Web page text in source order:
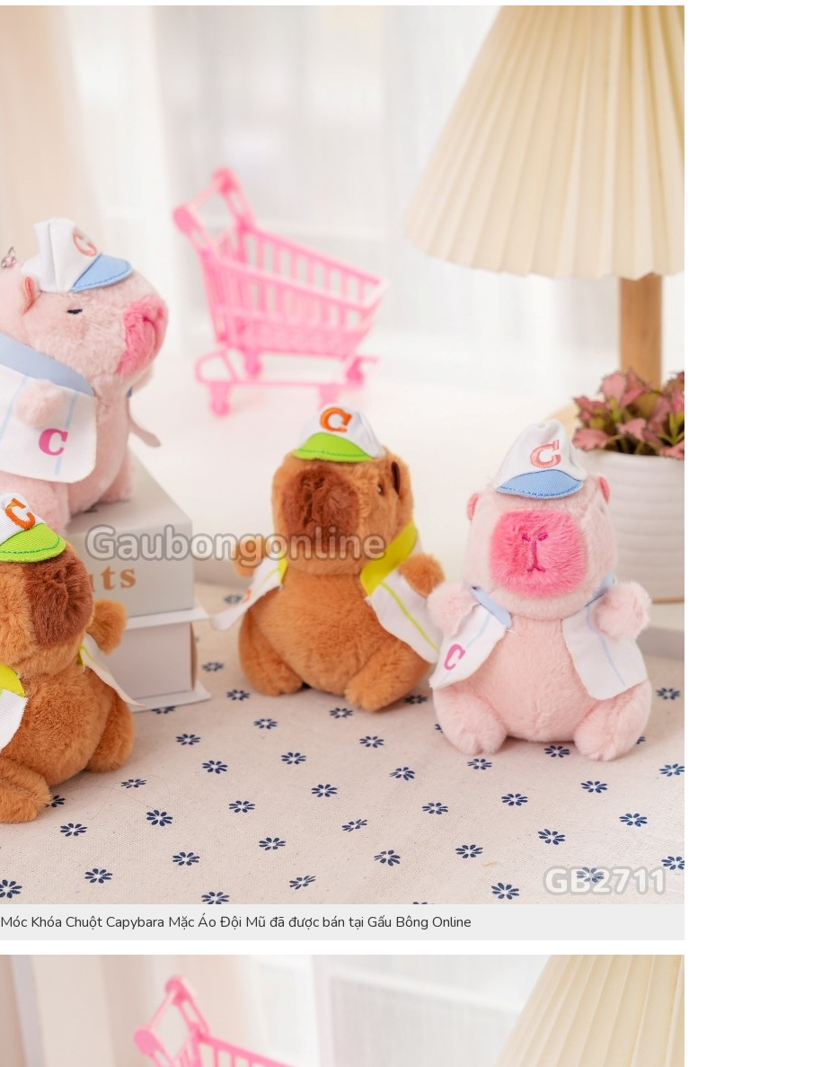
Móc Khóa Chuột Capybara Mặc Áo Đội Mũ đã được bán tại Gấu Bông Online